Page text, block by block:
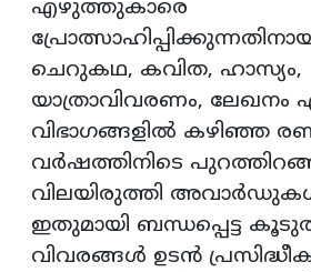
എഴുത്തുകാരെ
ചെറുകഥ, കവിത, ഹാസ്യം,
യാത്രാവിവരണം, ലേഖനം
വിഭാഗങ്ങളില്‍ കഴിഞ്ഞ
വര്‍ഷത്തിനിടെ
വിലയിരുത്തി
ഇതുമായി ബന്ധപ്പെട്ട
വിവരങ്ങള്‍ ഉടന്‍